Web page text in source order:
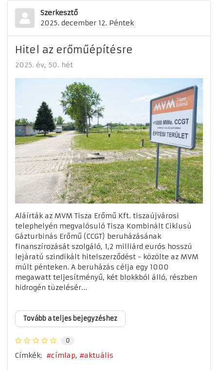
Szerkesztő
2025. december 12. Péntek
Hitel az erőműépítésre
2025. év 50. hét
Aláírták az MVM Tisza Erőmű Kft. tiszaújvárosi
telephelyén megvalósuló Tisza Kombinált Ciklusú
Gázturbinás Erőmű (CCGT) beruházásának
finanszírozását szolgáló, 1,2 milliárd eurós hosszú
lejáratú szindikált hitelszerződést - közölte az MVM
múlt pénteken. A beruházás célja egy 1000
megawatt teljesítményű, két blokkból álló, részben
hidrogén tüzelésér...
Tovább a teljes bejegyzéshez
0
Címkék: címlap aktuális